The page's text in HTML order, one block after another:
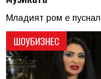
ШОУБИЗНЕС
Младият ром е